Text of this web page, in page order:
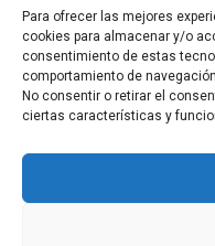
Para ofrecer las mejores
cookies para almacenar y/o
consentimiento de estas
comportamiento de
No consentir o retirar el
ciertas características y
Todos los derechos ©
gracias a